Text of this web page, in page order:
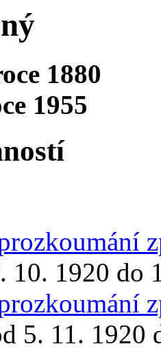
1880
1955
10. 1920 do
5. 11. 1920